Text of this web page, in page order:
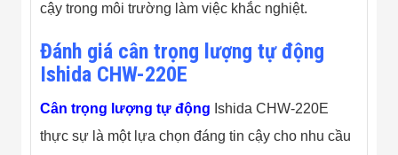
cậy trong môi trường làm việc khắc nghiệt.
Đánh giá cân trọng lượng tự động
Ishida CHW-220E
Cân trọng lượng tự động Ishida CHW-220E
thực sự là một lựa chọn đáng tin cậy cho nhu cầu